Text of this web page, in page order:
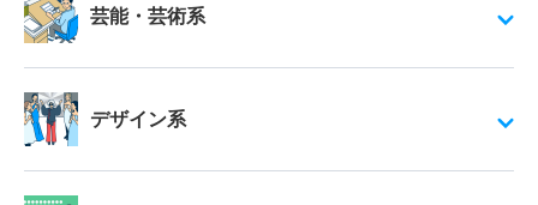
芸能・芸術系
デザイン系